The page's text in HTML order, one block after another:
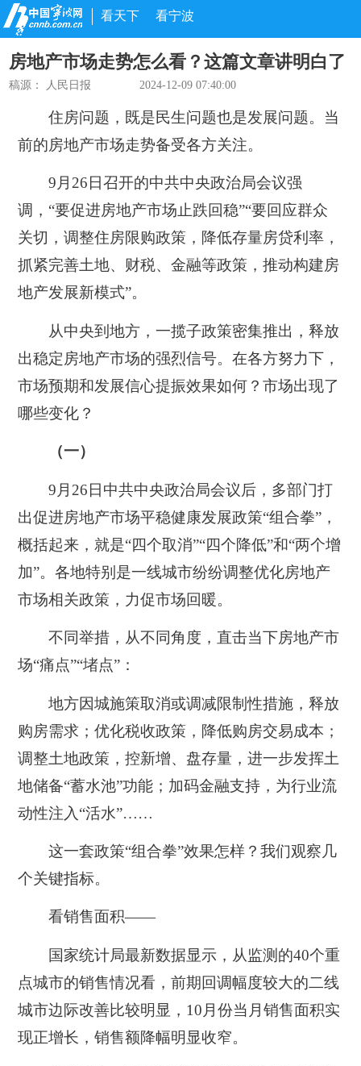
看天下 看宁波
房地产市场走势怎么看？这篇文章讲明白了
稿源： 人民日报 2024-12-09 07:40:00
住房问题，既是民生问题也是发展问题。当
前的房地产市场走势备受各方关注。
9月26日召开的中共中央政治局会议强
调，“要促进房地产市场止跌回稳”“要回应群众
关切，调整住房限购政策，降低存量房贷利率，
抓紧完善土地、财税、金融等政策，推动构建房
地产发展新模式”。
从中央到地方，一揽子政策密集推出，释放
出稳定房地产市场的强烈信号。在各方努力下，
市场预期和发展信心提振效果如何？市场出现了
哪些变化？
（一）
9月26日中共中央政治局会议后，多部门打
出促进房地产市场平稳健康发展政策“组合拳”，
概括起来，就是“四个取消”“四个降低”和“两个增
加”。各地特别是一线城市纷纷调整优化房地产
市场相关政策，力促市场回暖。
不同举措，从不同角度，直击当下房地产市
场“痛点”“堵点”：
地方因城施策取消或调减限制性措施，释放
购房需求；优化税收政策，降低购房交易成本；
调整土地政策，控新增、盘存量，进一步发挥土
地储备“蓄水池”功能；加码金融支持，为行业流
动性注入“活水”……
这一套政策“组合拳”效果怎样？我们观察几
个关键指标。
看销售面积——
国家统计局最新数据显示，从监测的40个重
点城市的销售情况看，前期回调幅度较大的二线
城市边际改善比较明显，10月份当月销售面积实
现正增长，销售额降幅明显收窄。